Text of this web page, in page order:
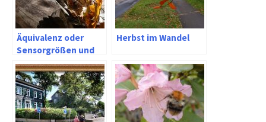
Äquivalenz oder
Sensorgrößen und
Bildqualität
zwischen
Digitalkamera und
Smartphone
Herbst im Wandel